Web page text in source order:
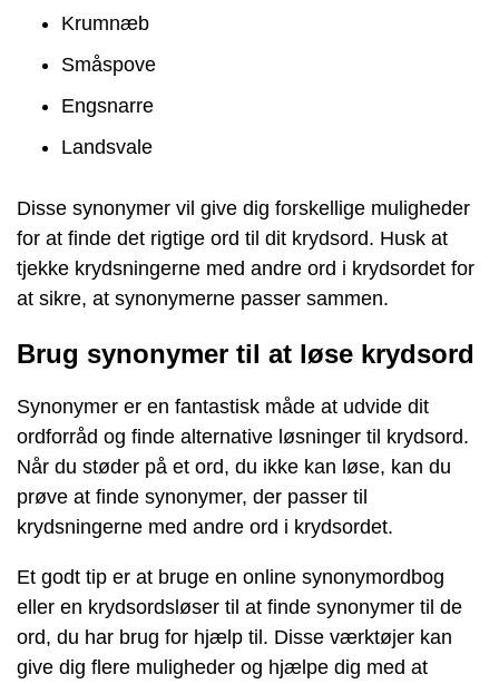
Krumnæb
Småspove
Engsnarre
Landsvale
Disse synonymer vil give dig forskellige muligheder
for at finde det rigtige ord til dit krydsord. Husk at
tjekke krydsningerne med andre ord i krydsordet for
at sikre, at synonymerne passer sammen.
Brug synonymer til at løse krydsord
Synonymer er en fantastisk måde at udvide dit
ordforråd og finde alternative løsninger til krydsord.
Når du støder på et ord, du ikke kan løse, kan du
prøve at finde synonymer, der passer til
krydsningerne med andre ord i krydsordet.
Et godt tip er at bruge en online synonymordbog
eller en krydsordsløser til at finde synonymer til de
ord, du har brug for hjælp til. Disse værktøjer kan
give dig flere muligheder og hjælpe dig med at